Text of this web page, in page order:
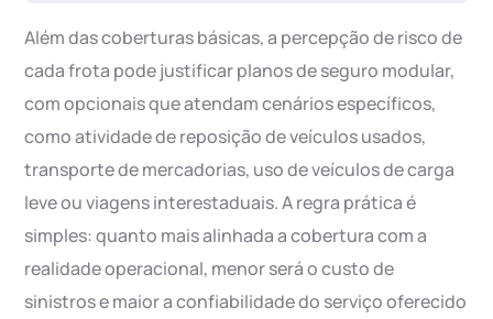
Além das coberturas básicas, a percepção de risco de
cada frota pode justificar planos de seguro modular,
com opcionais que atendam cenários específicos,
como atividade de reposição de veículos usados,
transporte de mercadorias, uso de veículos de carga
leve ou viagens interestaduais. A regra prática é
simples: quanto mais alinhada a cobertura com a
realidade operacional, menor será o custo de
sinistros e maior a confiabilidade do serviço oferecido